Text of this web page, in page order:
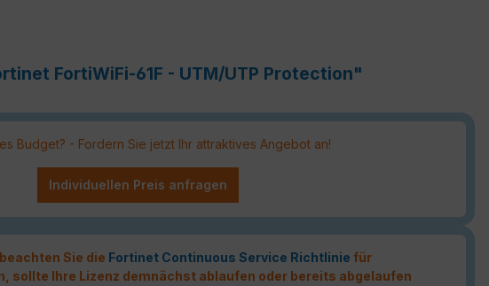
FortiWiFi-61F - UTM/UTP Protection"
Budget? - Fordern Sie jetzt Ihr attraktives Angebot an!
Individuellen Preis anfragen
Sie die Fortinet Continuous Service Richtlinie für
sollte Ihre Lizenz demnächst ablaufen oder bereits abgelaufen